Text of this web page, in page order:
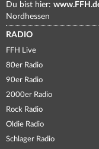
Du bist hier:
Nordhessen
RADIO
FFH Live
80er Radio
90er Radio
2000er Radio
Rock Radio
Oldie Radio
Schlager Radio